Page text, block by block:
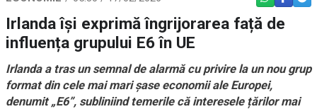
Irlanda își exprimă îngrijorarea față de
influența grupului E6 în UE
Irlanda a tras un semnal de alarmă cu privire la un nou grup
format din cele mai mari șase economii ale Europei,
denumit „E6”, subliniind temerile că interesele țărilor mai